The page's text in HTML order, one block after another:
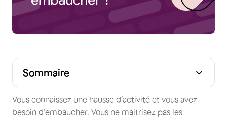
Vous connaissez une hausse d’activité et vous avez
besoin d’embaucher. Vous ne maitrisez pas les
Sommaire